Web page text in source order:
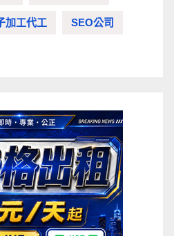
加工代工 SEO公司